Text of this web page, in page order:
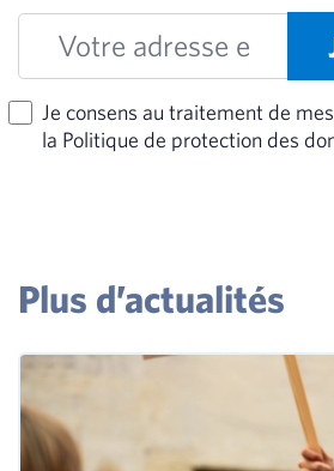
Je consens au traitement de
la Politique de protection des
Plus d’actualités